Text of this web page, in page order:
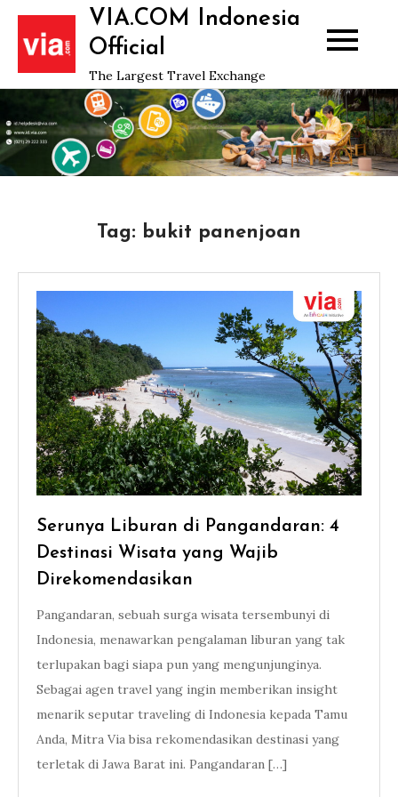
Skip
content
VIA.COM Indonesia
Official
The Largest Travel Exchange
Tag: bukit panenjoan
Serunya Liburan di Pangandaran: 4
Destinasi Wisata yang Wajib
Direkomendasikan
Pangandaran, sebuah surga wisata tersembunyi di
Indonesia, menawarkan pengalaman liburan yang tak
terlupakan bagi siapa pun yang mengunjunginya.
Sebagai agen travel yang ingin memberikan insight
menarik seputar traveling di Indonesia kepada Tamu
Anda, Mitra Via bisa rekomendasikan destinasi yang
terletak di Jawa Barat ini. Pangandaran […]